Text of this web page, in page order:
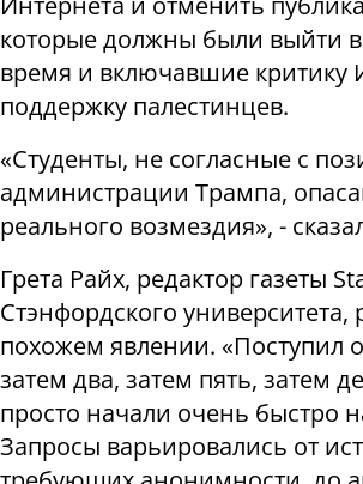
которые должны были выйти
время и включавшие критику
поддержку палестинцев.
«Студенты, не согласные с
администрации Трампа,
реального возмездия», -
Грета Райх, редактор газеты
Стэнфордского университета,
похожем явлении. «Поступил
затем два, затем пять, затем
просто начали очень быстро
Запросы варьировались от